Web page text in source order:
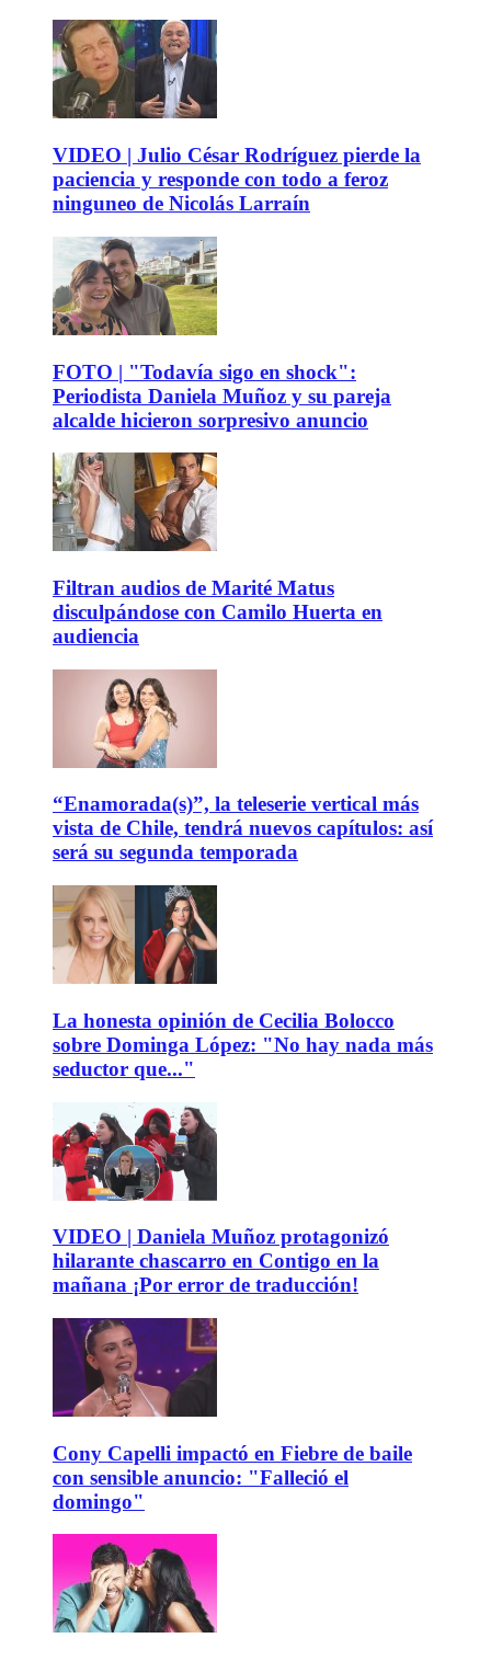
VIDEO | Julio César Rodríguez pierde la
paciencia y responde con todo a feroz
ninguneo de Nicolás Larraín
FOTO | "Todavía sigo en shock":
Periodista Daniela Muñoz y su pareja
alcalde hicieron sorpresivo anuncio
Filtran audios de Marité Matus
disculpándose con Camilo Huerta en
audiencia
“Enamorada(s)”, la teleserie vertical más
vista de Chile, tendrá nuevos capítulos: así
será su segunda temporada
La honesta opinión de Cecilia Bolocco
sobre Dominga López: "No hay nada más
seductor que..."
VIDEO | Daniela Muñoz protagonizó
hilarante chascarro en Contigo en la
mañana ¡Por error de traducción!
Cony Capelli impactó en Fiebre de baile
con sensible anuncio: "Falleció el
domingo"